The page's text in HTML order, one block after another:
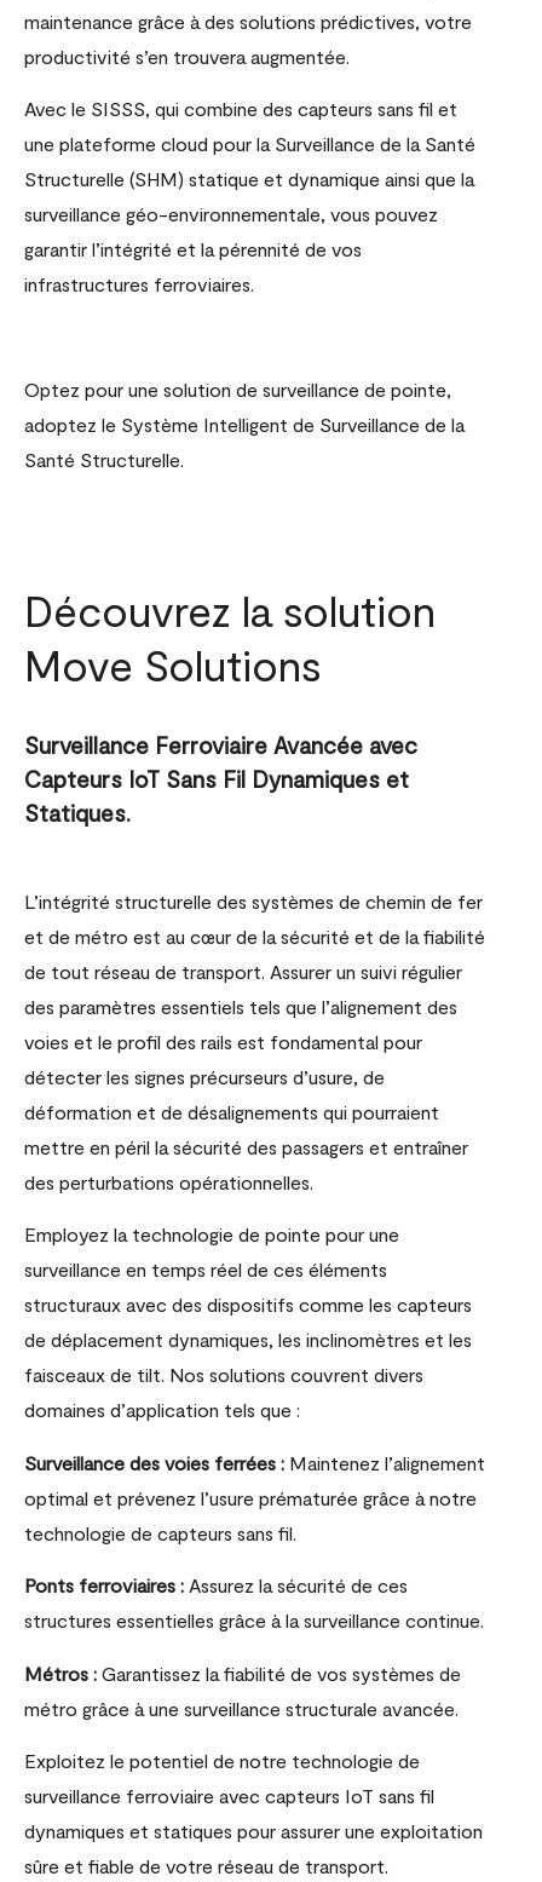
maintenance grâce à des solutions prédictives, votre
productivité s’en trouvera augmentée.
Avec le SISSS, qui combine des capteurs sans fil et
une plateforme cloud pour la Surveillance de la Santé
Structurelle (SHM) statique et dynamique ainsi que la
surveillance géo-environnementale, vous pouvez
garantir l’intégrité et la pérennité de vos
infrastructures ferroviaires.
Optez pour une solution de surveillance de pointe,
adoptez le Système Intelligent de Surveillance de la
Santé Structurelle.
Découvrez la solution
Move Solutions
Surveillance Ferroviaire Avancée avec
Capteurs IoT Sans Fil Dynamiques et
Statiques.
L’intégrité structurelle des systèmes de chemin de fer
et de métro est au cœur de la sécurité et de la fiabilité
de tout réseau de transport. Assurer un suivi régulier
des paramètres essentiels tels que l’alignement des
voies et le profil des rails est fondamental pour
détecter les signes précurseurs d’usure, de
déformation et de désalignements qui pourraient
mettre en péril la sécurité des passagers et entraîner
des perturbations opérationnelles.
Employez la technologie de pointe pour une
surveillance en temps réel de ces éléments
structuraux avec des dispositifs comme les capteurs
de déplacement dynamiques, les inclinomètres et les
faisceaux de tilt. Nos solutions couvrent divers
domaines d’application tels que :
Surveillance des voies ferrées : Maintenez l’alignement
optimal et prévenez l’usure prématurée grâce à notre
technologie de capteurs sans fil.
Ponts ferroviaires : Assurez la sécurité de ces
structures essentielles grâce à la surveillance continue.
Métros : Garantissez la fiabilité de vos systèmes de
métro grâce à une surveillance structurale avancée.
Exploitez le potentiel de notre technologie de
surveillance ferroviaire avec capteurs IoT sans fil
dynamiques et statiques pour assurer une exploitation
sûre et fiable de votre réseau de transport.